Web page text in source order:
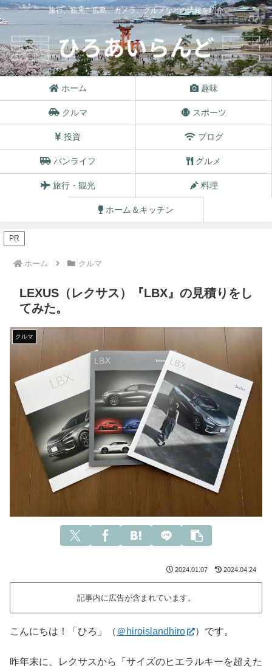
旅行、観光、広島、カメラ、グルメなどの情報を紹介
ホーム 趣味
クルマ スポーツ
投資 ブログ
バンライフ グルメ
旅行・観光 料理
ホーム＆キッチン
PR
ホーム クルマ
LEXUS（レクサス）『LBX』の見積りをし
てみた。
クルマ
2024.01.07 2024.04.24
記事内に広告が含まれています。
こんにちは！「ひろ」（ ＠hiroislandhiro ）です。
昨年末に、レクサスから「サイズのヒエラルキーを超えた